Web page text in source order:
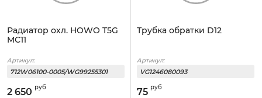
Радиатор охл. HOWO T5G
MC11
Артикул:
712W06100-0005/WG99255301
2 650 руб
Трубка обратки D12
Артикул:
VG1246080093
75 руб